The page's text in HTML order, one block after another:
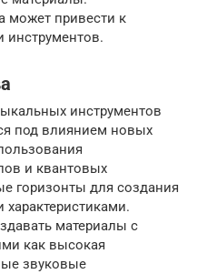
может привести к
инструментов
под влиянием новых
и квантовых
горизонты для создания
материалы с
как высокая
звуковые